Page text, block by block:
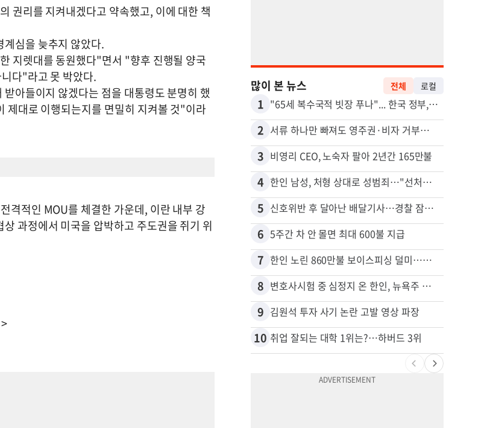
권리를 지켜내겠다고 약속했고, 이에 대한 책
심을 늦추지 않았다.
지렛대를 동원했다"면서 "향후 진행될 양국
다"라고 못 박았다.
아들이지 않겠다는 점을 대통령도 분명히 했
제대로 이행되는지를 면밀히 지켜볼 것"이라
격적인 MOU를 체결한 가운데, 이란 내부 강
과정에서 미국을 압박하고 주도권을 쥐기 위
많이 본 뉴스 전체 로컬
1 "65세 복수국적 빗장 푸나"... 한국 정부, 연령 완화 전면 추진
2 서류 하나만 빠져도 영주권·비자 거부…심사관 재량권 대폭 확대
3 비영리 CEO, 노숙자 팔아 2년간 165만불
4 한인 남성, 처형 상대로 성범죄…"선처해줬더니 배신자 취급"
5 신호위반 후 달아난 배달기사…경찰 잠복해 잡고보니 ‘반전’
6 5주간 차 안 몰면 최대 600불 지급
7 한인 노린 860만불 보이스피싱 덜미…영사관·한국 검찰 사칭
8 변호사시험 중 심정지 온 한인, 뉴욕주 제소
9 김원석 투자 사기 논란 고발 영상 파장
10 취업 잘되는 대학 1위는?…하버드 3위